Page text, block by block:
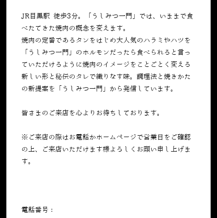
JR目黒駅 徒歩3分。「うしみつ一門」では、いままで食
べたてきた焼肉の概念を変えます。
焼肉の定番であるタンをはじめ大人気のハラミやハツを
「うしみつ一門」のホルモンだったら食べられると言っ
ていただけるように焼肉のイメージをことごとく変える
新しい形と秘伝のタレで織りなす味。調理法と焼きかた
の新提案を「うしみつ一門」から発信しています。
皆さまのご来店を心よりお待ちしております。
※ご来店の際はお電話かホームページで営業日をご確認
の上、ご来店いただけます様よろしくお願い申し上げま
す。
電話番号：